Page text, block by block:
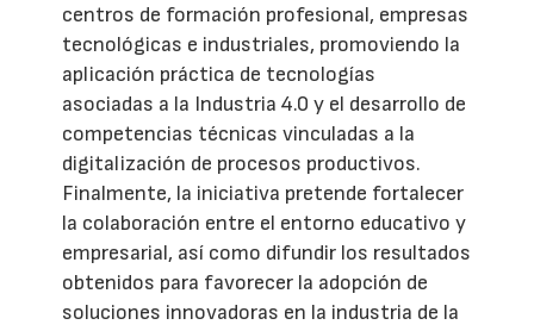
centros de formación profesional, empresas
tecnológicas e industriales, promoviendo la
aplicación práctica de tecnologías
asociadas a la Industria 4.0 y el desarrollo de
competencias técnicas vinculadas a la
digitalización de procesos productivos.
Finalmente, la iniciativa pretende fortalecer
la colaboración entre el entorno educativo y
empresarial, así como difundir los resultados
obtenidos para favorecer la adopción de
soluciones innovadoras en la industria de la